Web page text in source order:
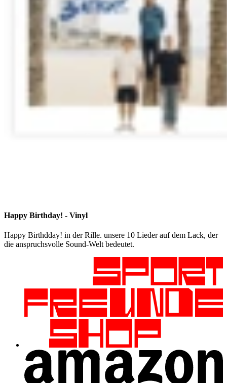
Happy Birthday! - Vinyl
Happy Birthdday! in der Rille. unsere 10 Lieder auf dem Lack, der
die anspruchsvolle Sound-Welt bedeutet.